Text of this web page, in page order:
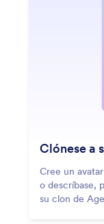
Clónese a
Cree un
o descríbase,
su clon de